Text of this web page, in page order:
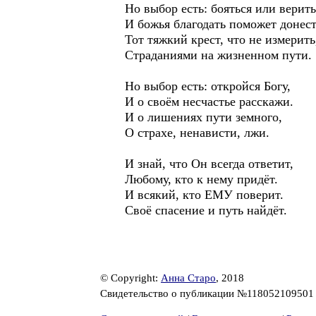
Но выбор есть: бояться или
И божья благодать поможет
Тот тяжкий крест, что не
Страданиями на жизненном пути.
Но выбор есть: откройся Богу,
И о своём несчастье расскажи.
И о лишениях пути земного,
О страхе, ненависти, лжи.
И знай, что Он всегда ответит,
Любому, кто к нему придёт.
И всякий, кто ЕМУ поверит.
Своё спасение и путь найдёт.
© Copyright: Анна Старо, 2018
Свидетельство о публикации №118052109501